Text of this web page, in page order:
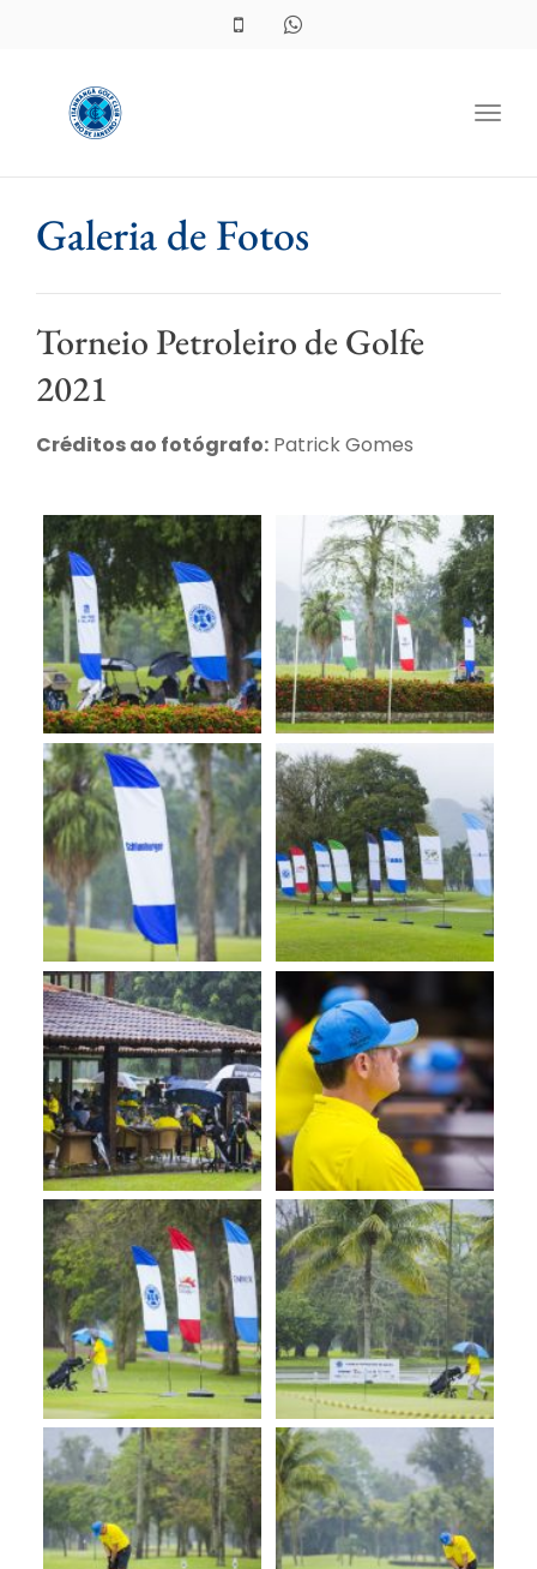
Galeria de Fotos
Torneio Petroleiro de Golfe
2021
Créditos ao fotógrafo: Patrick Gomes